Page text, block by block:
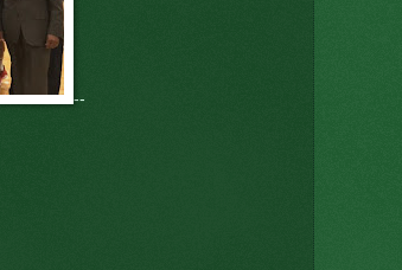
--